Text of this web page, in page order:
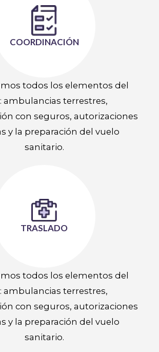
COORDINACIÓN
todos los elementos del
ambulancias terrestres,
con seguros, autorizaciones
y la preparación del vuelo
sanitario.
TRASLADO
todos los elementos del
ambulancias terrestres,
con seguros, autorizaciones
y la preparación del vuelo
sanitario.